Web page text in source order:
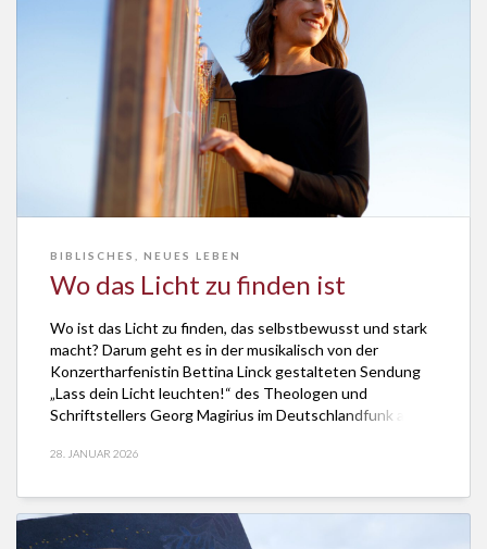
BIBLISCHES NEUES LEBEN
Wo das Licht zu finden ist
Wo ist das Licht zu finden, das selbstbewusst und stark
macht? Darum geht es in der musikalisch von der
Konzertharfenistin Bettina Linck gestalteten Sendung
„Lass dein Licht leuchten!“ des Theologen und
Schriftstellers Georg Magirius im Deutschlandfunk am 1.
und das Manuskript lesbar hier. Für den Ton […]
28. JANUAR 2026